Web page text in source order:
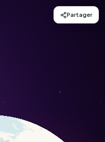
sieboldianus
Partager